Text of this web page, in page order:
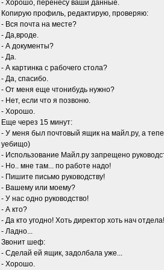
- Хорошо, перенесу ваши данные.
Копирую профиль, редактирую, проверяю:
- Вся почта на месте?
- Да,вроде.
- А документы?
- Да.
- А картинка с рабочего стола?
- Да, спасибо.
- От меня еще чтонибудь нужно?
- Нет, если что я позвоню.
- Хорошо.
Еще через 15 минут:
- У меня был почтовый ящик на майл.ру, а
уебищо)
- Использование Майл.ру запрещено
- Но.. мне там... по работе надо!
- Пишите письмо руководству!
- Вашему или моему?
- У нас одно руководство!
- А кто?
- Да кто угодно! Хоть директор хоть нач отдела!
- Ладно...
Звонит шеф:
- Сделай ей ящик, задолбала уже...
- Хорошо.